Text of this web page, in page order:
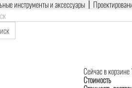
инструменты и аксессуары │
Сейчас в корзине
Стоимость